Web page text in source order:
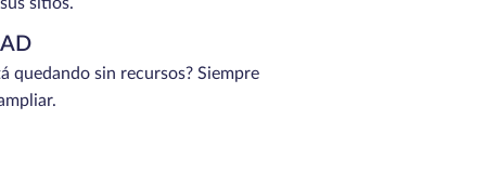
quedando sin recursos? Siempre